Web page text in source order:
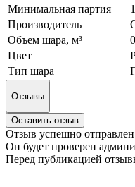
Минимальная партия
1
Производитель
Объем шара, м³
Цвет
Тип шара
Отзывы
Оставить отзыв
Отзыв успешно
Он будет проверен
Перед публикацией